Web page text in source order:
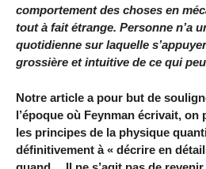
comportement des choses en
tout à fait étrange. Personne n’a
quotidienne sur laquelle
grossière et intuitive de ce qui
Notre article a pour but de
l’époque où Feynman écrivait,
les principes de la physique
définitivement à « décrire en